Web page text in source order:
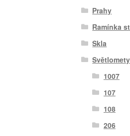
Prahy
Ramínka
Skla
Světlomety
1007
107
108
206